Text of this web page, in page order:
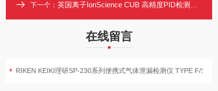
下一个： 英国离子IonScience CUB 高精度PID检测仪 480种化合物检测 轻便111g
在线留言